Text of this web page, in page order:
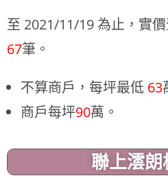
至 2021/11/19 為止，實
67筆。
不算商戶，每坪最低 63
商戶每坪90萬。
聯上澐